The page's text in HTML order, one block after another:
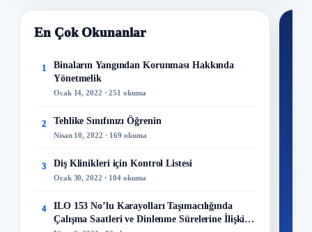
En Çok Okunanlar
1
Binaların Yangından Korunması Hakkında
Yönetmelik
Ocak 14, 2022 · 251 okuma
2 Tehlike Sınıfınızı Öğrenin
Nisan 10, 2022 · 169 okuma
3 Diş Klinikleri için Kontrol Listesi
Ocak 30, 2022 · 104 okuma
4
ILO 153 No’lu Karayolları Taşımacılığında
Çalışma Saatleri ve Dinlenme Sürelerine İlişkin